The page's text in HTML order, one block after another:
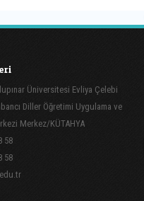
Üniversitesi Evliya Çelebi
Diller Öğretimi Uygulama ve
Merkez/KÜTAHYA
58
58